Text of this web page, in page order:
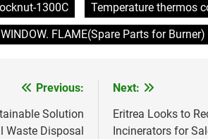
1300C
Temperature thermos
WINDOW. FLAME(Spare Parts for Burner)
Previous:
Solution
Waste Disposal
Next:
Eritrea Looks to
Incinerators for